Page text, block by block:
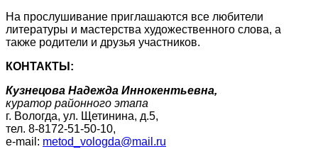
На прослушивание приглашаются все любители
литературы и мастерства художественного слова, а
также родители и друзья участников.
КОНТАКТЫ:
Кузнецова Надежда Иннокентьевна,
куратор районного этапа
г. Вологда, ул. Щетинина, д.5,
тел. 8-8172-51-50-10,
e-mail: metod_vologda@mail.ru